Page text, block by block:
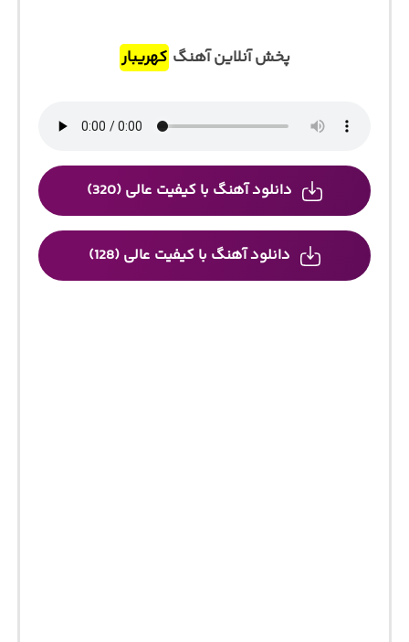
پخش آنلاین آهنگ کهریبار
دانلود آهنگ با کیفیت عالی (320)
دانلود آهنگ با کیفیت عالی (128)